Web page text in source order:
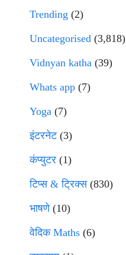
Trending (2)
Uncategorised (3,818)
Vidnyan katha (39)
Whats app (7)
Yoga (7)
इंटरनेट(3)
कंप्युटर (1)
टिप्स & ट्रिक्स(830)
भाषणे(10)
वेदिक Maths (6)